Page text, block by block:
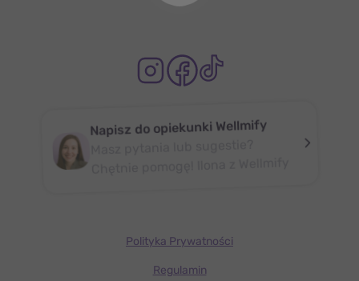
Napisz do opiekunki Wellmify
Polityka Prywatności
Regulamin